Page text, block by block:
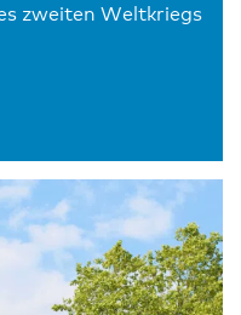
zweiten Weltkriegs